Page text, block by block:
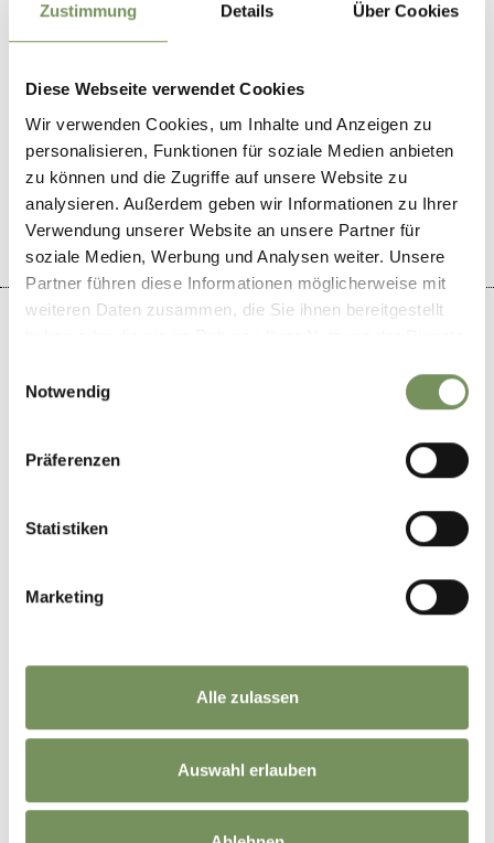
Zustimmung Details Über Cookies
Diese Webseite verwendet Cookies
Wir verwenden Cookies, um Inhalte und Anzeigen zu
personalisieren, Funktionen für soziale Medien anbieten
zu können und die Zugriffe auf unsere Website zu
analysieren. Außerdem geben wir Informationen zu Ihrer
Verwendung unserer Website an unsere Partner für
soziale Medien, Werbung und Analysen weiter. Unsere
Partner führen diese Informationen möglicherweise mit
weiteren Daten zusammen, die Sie ihnen bereitgestellt
Notwendig
Präferenzen
Statistiken
Marketing
Alle zulassen
Auswahl erlauben
DID YOU FIND THIS CONTENT HELPFUL?
YES NO
+